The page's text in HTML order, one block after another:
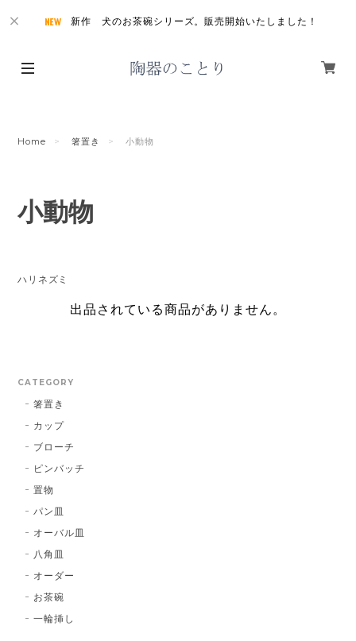
新作 犬のお茶碗シリーズ。販売開始いたしました！
Home 箸置き 小動物
小動物
ハリネズミ
出品されている商品がありません。
CATEGORY
箸置き
カップ
ブローチ
ピンバッチ
置物
パン皿
オーバル皿
八角皿
オーダー
お茶碗
一輪挿し